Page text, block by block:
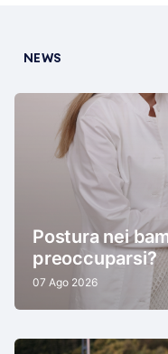
NEWS
Postura nei
preoccuparsi?
07 Ago 2026